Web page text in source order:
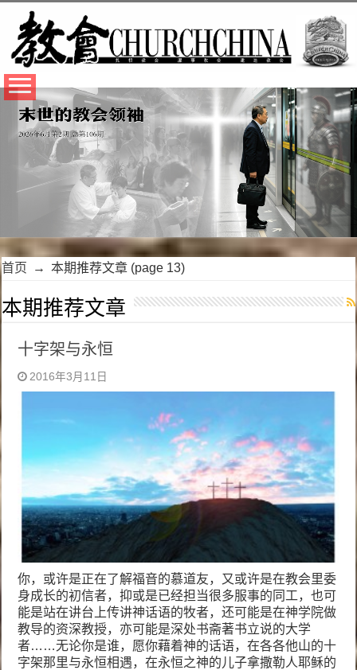
首页 → 本期推荐文章 (page 13)
本期推荐文章
十字架与永恒
2016年3月11日
你，或许是正在了解福音的慕道友，又或许是在教会里委
身成长的初信者，抑或是已经担当很多服事的同工，也可
能是站在讲台上传讲神话语的牧者，还可能是在神学院做
教导的资深教授，亦可能是深处书斋著书立说的大学
者……无论你是谁，愿你藉着神的话语，在各各他山的十
字架那里与永恒相遇，在永恒之神的儿子拿撒勒人耶稣的